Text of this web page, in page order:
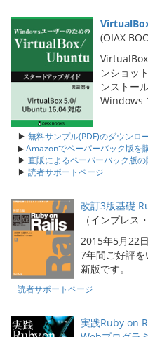
(OIAX
ンショッ
ンストー
Windows
▶ 無料サンプル(PDF)のダウンロ
▶Amazonでペーパーバック版を
▶ 直販によるペーパーバック版の
▶ 読者サポートページ
改訂3版基礎
（インプレス
2015年5月22
7年間ご好評
新版です。
読者サポートページ
実践Ruby on